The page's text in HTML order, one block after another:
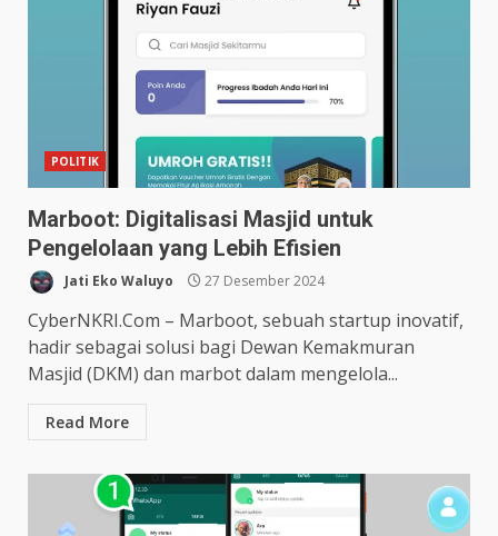
POLITIK
Marboot: Digitalisasi Masjid untuk
Pengelolaan yang Lebih Efisien
Jati Eko Waluyo 27 Desember 2024
CyberNKRI.Com – Marboot, sebuah startup inovatif,
hadir sebagai solusi bagi Dewan Kemakmuran
Masjid (DKM) dan marbot dalam mengelola...
Read More